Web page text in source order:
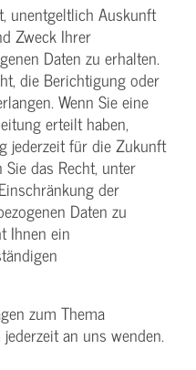
unentgeltlich Auskunft
Zweck Ihrer
Daten zu erhalten.
die Berichtigung oder
Wenn Sie eine
erteilt haben,
jederzeit für die Zukunft
das Recht, unter
der
Daten zu
Ihnen ein
zum Thema
an uns wenden.